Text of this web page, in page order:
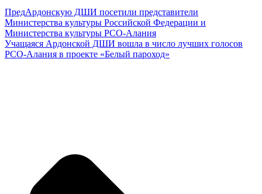
ПредАрдонскую ДШИ посетили представители
Министерства культуры Российской Федерации и
Министерства культуры РСО-Алания
Учащаяся Ардонской ДШИ вошла в число лучших голосов
РСО-Алания в проекте «Белый пароход»